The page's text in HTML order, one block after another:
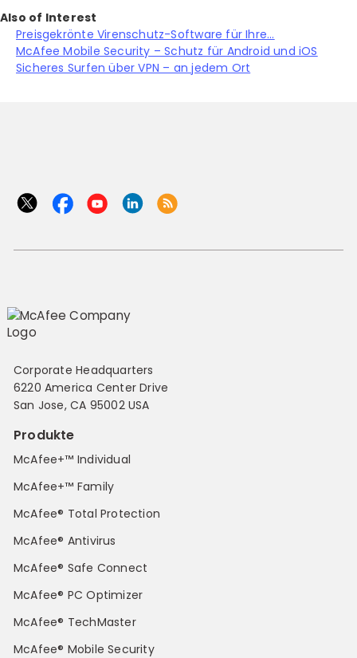
Also of Interest
Preisgekrönte Virenschutz-Software für Ihre...
McAfee Mobile Security – Schutz für Android und iOS
Sicheres Surfen über VPN – an jedem Ort
Corporate Headquarters
6220 America Center Drive
San Jose, CA 95002 USA
Produkte
McAfee+™ Individual
McAfee+™ Family
McAfee® Total Protection
McAfee® Antivirus
McAfee® Safe Connect
McAfee® PC Optimizer
McAfee® TechMaster
McAfee® Mobile Security